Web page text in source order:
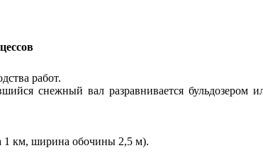
работ.
снежный вал разравнивается бульдозером
1 км, ширина обочины 2,5 м).